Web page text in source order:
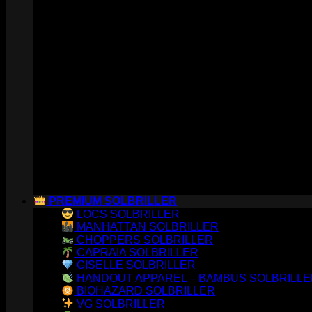
PREMIUM SOLBRILLER
LOCS SOLBRILLER
MANHATTAN SOLBRILLER
CHOPPERS SOLBRILLER
CAPRAIA SOLBRILLER
GISELLE SOLBRILLER
HANDOUT APPAREL – BAMBUS
BIOHAZARD SOLBRILLER
VG SOLBRILLER